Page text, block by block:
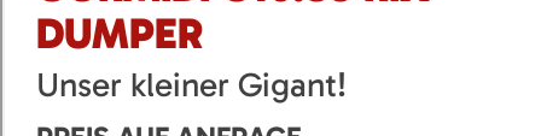
DUMPER
Unser kleiner Gigant!